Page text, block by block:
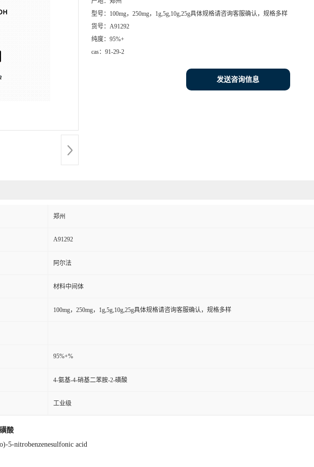
型号： 100mg，250mg，1g,5g,10g,25g具体规格请咨询客服确认，规格多样
货号： A91292
纯度： 95%+
cas： 91-29-2
发送咨询信息
郑州
A91292
阿尔法
材料中间体
100mg，250mg，1g,5g,10g,25g具体规格请咨询客服确认，规格多样
95%+%
4-氨基-4-硝基二苯胺-2-磺酸
工业级
酸
5-nitrobenzenesulfonic acid